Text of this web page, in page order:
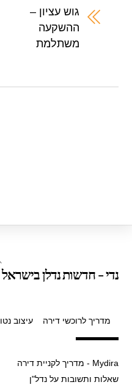
b
A
p
גוש עציון –
ההשקעה
משתלמת
נדי - חדשות נדלן בישראל
מדריך לרוכשי דירה עיצוב נטו
Mydira - מדריך לקניית דירה
שאלות ותשובות על נדל"ן